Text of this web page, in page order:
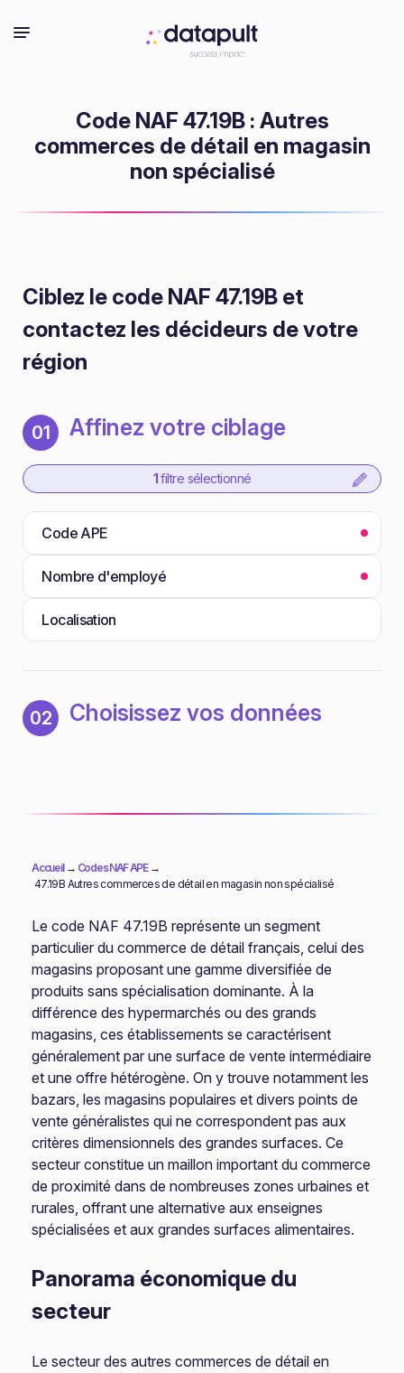
Code NAF 47.19B : Autres
commerces de détail en magasin
non spécialisé
Ciblez le code NAF 47.19B et
contactez les décideurs de votre
région
01 Affinez votre ciblage
1 filtre sélectionné
Code APE
Nombre d'employé
Localisation
02 Choisissez vos données
Accueil→ Codes NAF APE→
47.19B Autres commerces de détail en magasin non spécialisé
Le code NAF 47.19B représente un segment
particulier du commerce de détail français, celui des
magasins proposant une gamme diversifiée de
produits sans spécialisation dominante. À la
différence des hypermarchés ou des grands
magasins, ces établissements se caractérisent
généralement par une surface de vente intermédiaire
et une offre hétérogène. On y trouve notamment les
bazars, les magasins populaires et divers points de
vente généralistes qui ne correspondent pas aux
critères dimensionnels des grandes surfaces. Ce
secteur constitue un maillon important du commerce
de proximité dans de nombreuses zones urbaines et
rurales, offrant une alternative aux enseignes
spécialisées et aux grandes surfaces alimentaires.
Panorama économique du
secteur
Le secteur des autres commerces de détail en